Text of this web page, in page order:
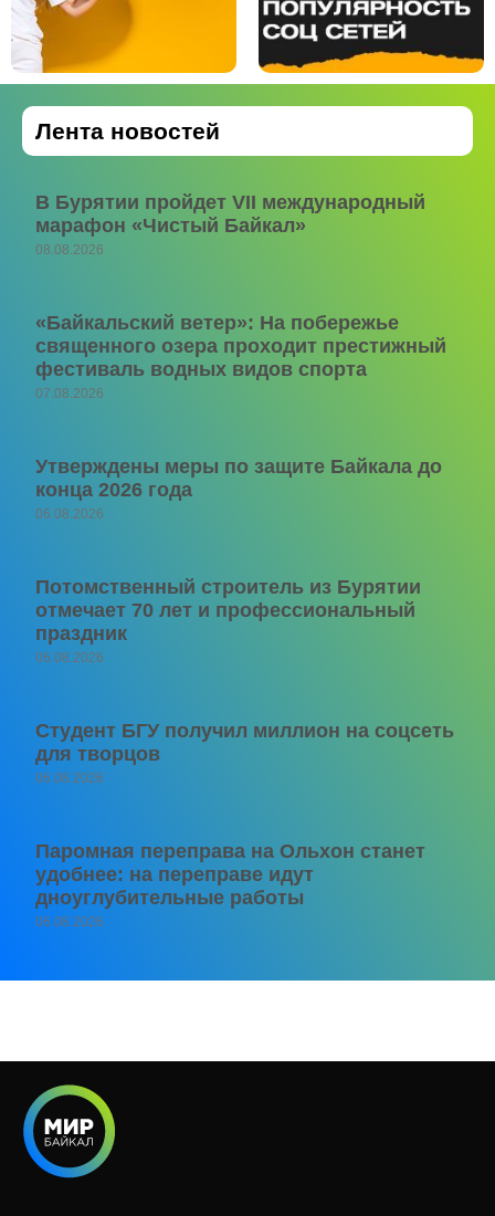
Лента новостей
В Бурятии пройдет VII международный
марафон «Чистый Байкал»
08.08.2026
«Байкальский ветер»: На побережье
священного озера проходит престижный
фестиваль водных видов спорта
07.08.2026
Утверждены меры по защите Байкала до
конца 2026 года
06.08.2026
Потомственный строитель из Бурятии
отмечает 70 лет и профессиональный
праздник
06.08.2026
Студент БГУ получил миллион на соцсеть
для творцов
06.08.2026
Паромная переправа на Ольхон станет
удобнее: на переправе идут
дноуглубительные работы
06.08.2026